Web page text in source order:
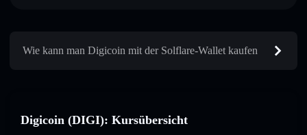
Wie kann man Digicoin mit der Solflare-Wallet kaufen
Digicoin (DIGI): Kursübersicht